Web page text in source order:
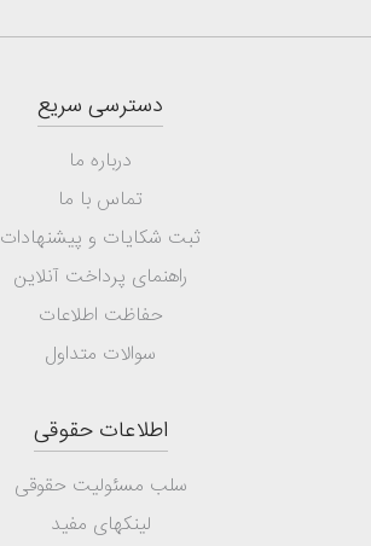
دسترسی سریع
درباره ما
تماس با ما
ثبت شکایات و پیشنهادات
راهنمای پرداخت آنلاین
حفاظت اطلاعات
سوالات متداول
اطلاعات حقوقی
سلب مسئولیت حقوقی
لینکهای مفید